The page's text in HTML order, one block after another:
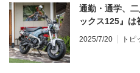
通勤・通学、
ックス125』は
2025/7/20 トピ